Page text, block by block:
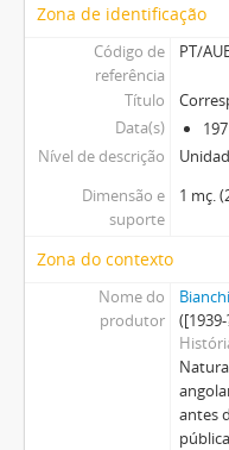
Zona de identificação
Código de
referência
PT/
Título
Data(s)
Nível de descrição
Dimensão e
suporte
1 mç.
Zona do contexto
Nome do
produtor
antes